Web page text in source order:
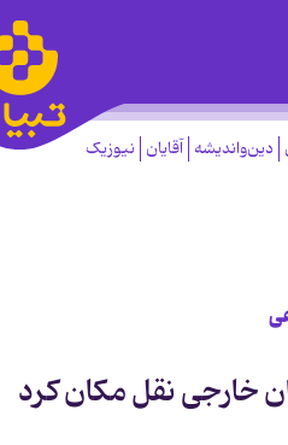
دین‌واندیشه آقایان نیوزیک
خارجی نقل مکان کرد